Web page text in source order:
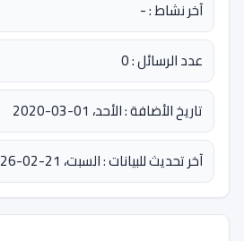
آخر نشاط : -
عدد الرسائل : 0
تاريخ الأضافة : الأحد، 01-03-2020
آخر تحديث للبيانات : السبت، 21-02-2026 12:40:02 صباحاً